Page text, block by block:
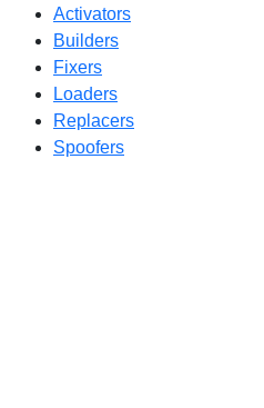
Activators
Builders
Fixers
Loaders
Replacers
Spoofers